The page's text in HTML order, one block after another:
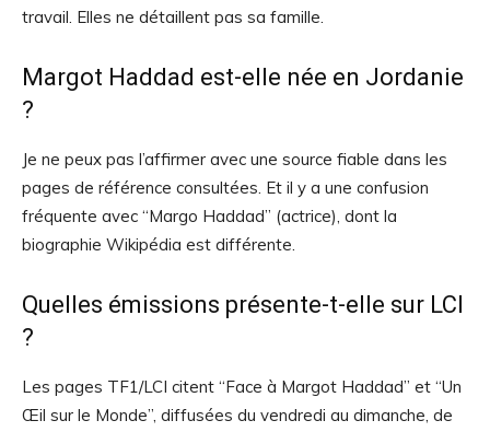
travail. Elles ne détaillent pas sa famille.
Margot Haddad est-elle née en Jordanie
?
Je ne peux pas l’affirmer avec une source fiable dans les
pages de référence consultées. Et il y a une confusion
fréquente avec “Margo Haddad” (actrice), dont la
biographie Wikipédia est différente.
Quelles émissions présente-t-elle sur LCI
?
Les pages TF1/LCI citent “Face à Margot Haddad” et “Un
Œil sur le Monde”, diffusées du vendredi au dimanche, de